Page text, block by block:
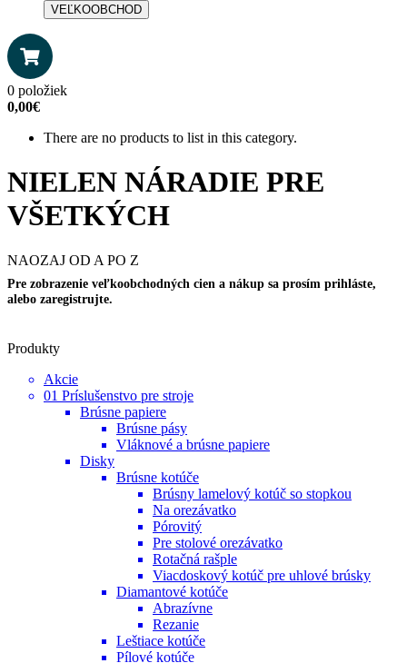
VEĽKOOBCHOD
0 položiek
0,00€
There are no products to list in this category.
NIELEN NÁRADIE PRE
VŠETKÝCH
NAOZAJ OD A PO Z
Pre zobrazenie veľkoobchodných cien a nákup sa prosím prihláste,
alebo zaregistrujte.
Produkty
Akcie
01 Príslušenstvo pre stroje
Brúsne papiere
Brúsne pásy
Vláknové a brúsne papiere
Disky
Brúsne kotúče
Brúsny lamelový kotúč so stopkou
Na orezávatko
Pórovitý
Pre stolové orezávatko
Rotačná rašple
Viacdoskový kotúč pre uhlové brúsky
Diamantové kotúče
Abrazívne
Rezanie
Leštiace kotúče
Pílové kotúče